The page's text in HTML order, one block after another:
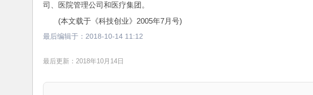
司、医院管理公司和医疗集团。
(本文载于《科技创业》2005年7月号)
最后编辑于： 2018-10-14 11:12
最后更新：2018年10月14日